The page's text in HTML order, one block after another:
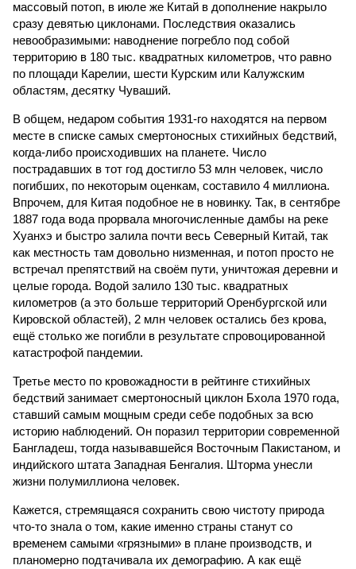
массовый потоп, в июле же Китай в дополнение накрыло
сразу девятью циклонами. Последствия оказались
невообразимыми: наводнение погребло под собой
территорию в 180 тыс. квадратных километров, что равно
по площади Карелии, шести Курским или Калужским
областям, десятку Чуваший.
В общем, недаром события 1931-го находятся на первом
месте в списке самых смертоносных стихийных бедствий,
когда-либо происходивших на планете. Число
пострадавших в тот год достигло 53 млн человек, число
погибших, по некоторым оценкам, составило 4 миллиона.
Впрочем, для Китая подобное не в новинку. Так, в сентябре
1887 года вода прорвала многочисленные дамбы на реке
Хуанхэ и быстро залила почти весь Северный Китай, так
как местность там довольно низменная, и потоп просто не
встречал препятствий на своём пути, уничтожая деревни и
целые города. Водой залило 130 тыс. квадратных
километров (а это больше территорий Оренбургской или
Кировской областей), 2 млн человек остались без крова,
ещё столько же погибли в результате спровоцированной
катастрофой пандемии.
Третье место по кровожадности в рейтинге стихийных
бедствий занимает смертоносный циклон Бхола 1970 года,
ставший самым мощным среди себе подобных за всю
историю наблюдений. Он поразил территории современной
Бангладеш, тогда называвшейся Восточным Пакистаном, и
индийского штата Западная Бенгалия. Шторма унесли
жизни полумиллиона человек.
Кажется, стремящаяся сохранить свою чистоту природа
что-то знала о том, какие именно страны станут со
временем самыми «грязными» в плане производств, и
планомерно подтачивала их демографию. А как ещё